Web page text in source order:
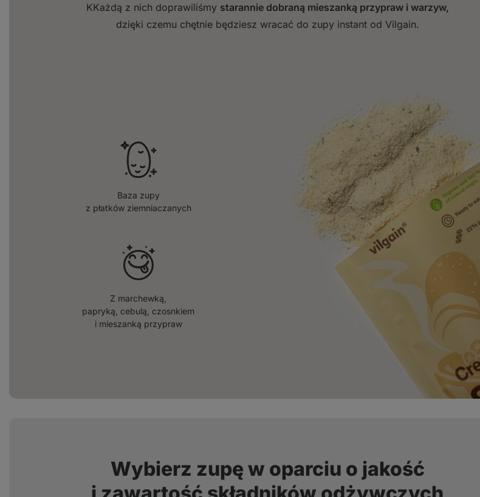
KKażdą z nich doprawiliśmy starannie dobraną mieszanką przypraw i warzyw,
dzięki czemu chętnie będziesz wracać do zupy instant od Vilgain.
Baza zupy
z płatków ziemniaczanych
Z marchewką,
papryką, cebulą, czosnkiem
i mieszanką przypraw
Wybierz zupę w oparciu o jakość